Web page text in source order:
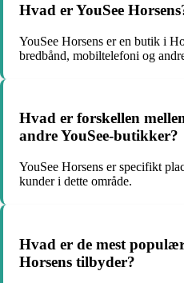
Hvad er YouSee
YouSee Horsens er en butik i
bredbånd, mobiltelefoni og
Hvad er forskellen
andre YouSee-butikker?
YouSee Horsens er specifikt
kunder i dette område.
Hvad er de mest
Horsens tilbyder?